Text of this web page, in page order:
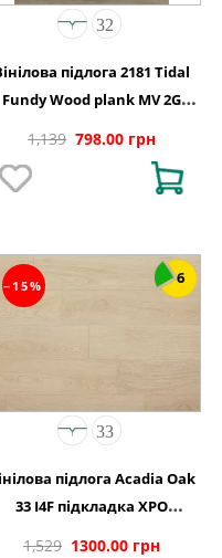
підлога 2181 Tidal
Fundy Wood plank MV 2G
1,139 798.00 грн
−15% 6
підлога Acadia Oak
33 I4F підкладка XPO
1,529 1300.00 грн